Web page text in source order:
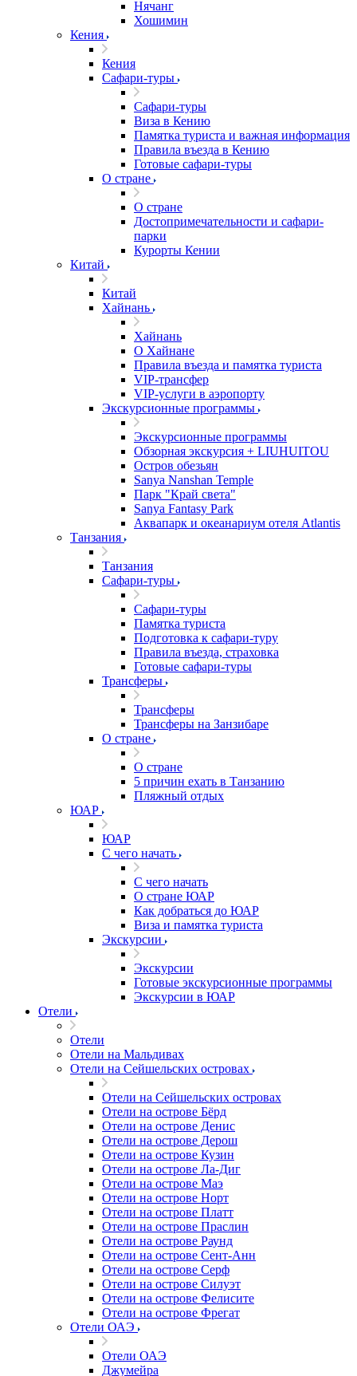
Нячанг
Хошимин
Кения
Кения
Сафари-туры
Сафари-туры
Виза в Кению
Памятка туриста и важная информация
Правила въезда в Кению
Готовые сафари-туры
О стране
О стране
Достопримечательности и сафари-
парки
Курорты Кении
Китай
Китай
Хайнань
Хайнань
О Хайнане
Правила въезда и памятка туриста
VIP-трансфер
VIP-услуги в аэропорту
Экскурсионные программы
Экскурсионные программы
Обзорная экскурсия + LIUHUITOU
Остров обезьян
Sanya Nanshan Temple
Парк "Край света"
Sanya Fantasy Park
Аквапарк и океанариум отеля Atlantis
Танзания
Танзания
Сафари-туры
Сафари-туры
Памятка туриста
Подготовка к сафари-туру
Правила въезда, страховка
Готовые сафари-туры
Трансферы
Трансферы
Трансферы на Занзибаре
О стране
О стране
5 причин ехать в Танзанию
Пляжный отдых
ЮАР
ЮАР
С чего начать
С чего начать
О стране ЮАР
Как добраться до ЮАР
Виза и памятка туриста
Экскурсии
Экскурсии
Готовые экскурсионные программы
Экскурсии в ЮАР
Отели
Отели
Отели на Мальдивах
Отели на Сейшельских островах
Отели на Сейшельских островах
Отели на острове Бёрд
Отели на острове Денис
Отели на острове Дерош
Отели на острове Кузин
Отели на острове Ла-Диг
Отели на острове Маэ
Отели на острове Норт
Отели на острове Платт
Отели на острове Праслин
Отели на острове Раунд
Отели на острове Сент-Анн
Отели на острове Серф
Отели на острове Силуэт
Отели на острове Фелисите
Отели на острове Фрегат
Отели ОАЭ
Отели ОАЭ
Джумейра